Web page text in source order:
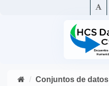
Conjuntos de datos